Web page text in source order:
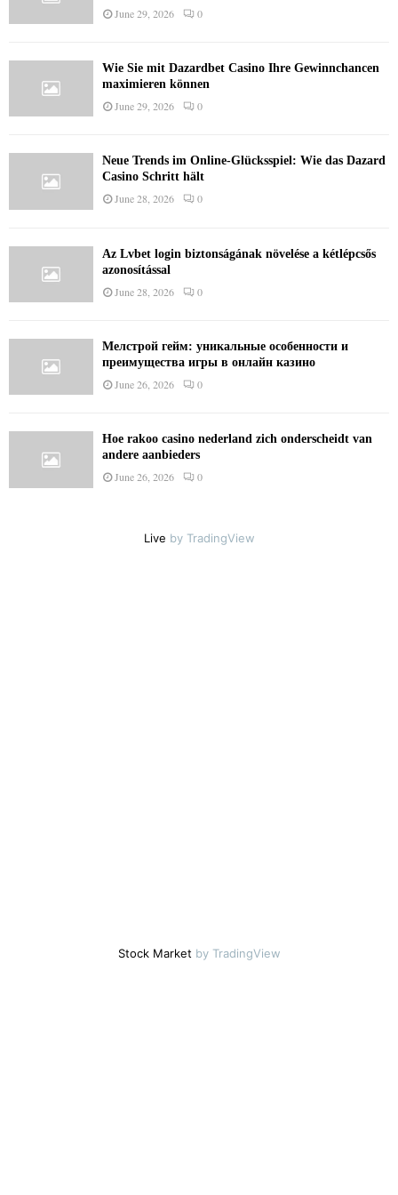
June 29, 2026 0
Wie Sie mit Dazardbet Casino Ihre Gewinnchancen
maximieren können
June 29, 2026 0
Neue Trends im Online-Glücksspiel: Wie das Dazard
Casino Schritt hält
June 28, 2026 0
Az Lvbet login biztonságának növelése a kétlépcsős
azonosítással
June 28, 2026 0
Мелстрой гейм: уникальные особенности и
преимущества игры в онлайн казино
June 26, 2026 0
Hoe rakoo casino nederland zich onderscheidt van
andere aanbieders
June 26, 2026 0
Live by TradingView
Stock Market by TradingView